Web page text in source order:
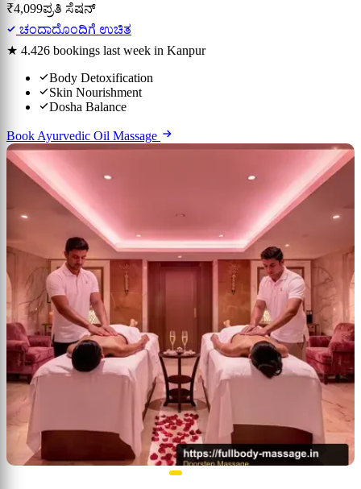
₹4,099ಪ್ರತಿ ಸೆಷನ್
ಚಂದಾದೊಂದಿಗೆ ಉಚಿತ
★ 4.426 bookings last week in Kanpur
Body Detoxification
Skin Nourishment
Dosha Balance
Book Ayurvedic Oil Massage